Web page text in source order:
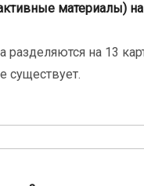
материалы)
разделяются на 13
существует.